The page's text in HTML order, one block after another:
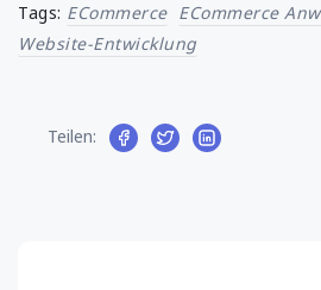
Tags: ECommerce ECommerce
Website-Entwicklung
Teilen: